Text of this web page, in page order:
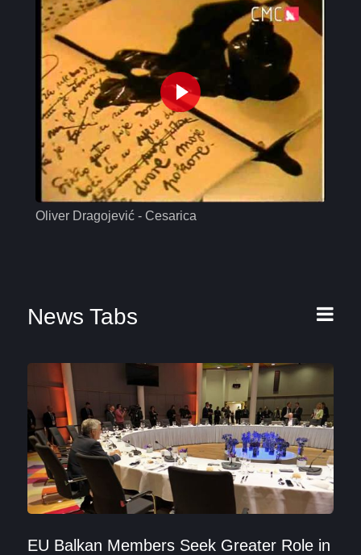
Oliver Dragojević - Cesarica
News Tabs
EU Balkan Members Seek Greater Role in